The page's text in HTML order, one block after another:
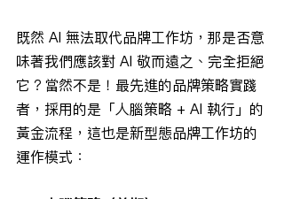
既然 AI 無法取代品牌工作坊，那是否意
味著我們應該對 AI 敬而遠之、完全拒絕
它？當然不是！最先進的品牌策略實踐
者，採用的是「人腦策略 + AI 執行」的
黃金流程，這也是新型態品牌工作坊的
運作模式：